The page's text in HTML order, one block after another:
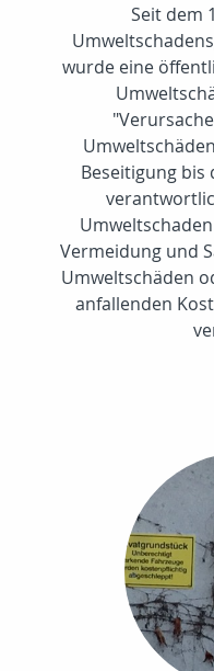
Seit dem
wurde eine
Beseitigung bis
Vermeidung und
Umweltschäden
anfallenden